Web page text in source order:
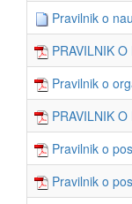
Pravilnik o
PRAVILNIK
Pravilnik o
PRAVILNIK
Pravilnik o
Pravilnik o